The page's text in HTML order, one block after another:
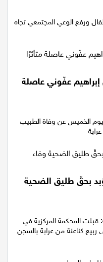
ورفع الوعي المجتمعي تجاه
إبراهيم عفّوني عاصلة
الخميس عن وفاة الطبيب
بحقّ طليق الضحية
قبلت المحكمة المركزية في
كناعنة من عرابة بالسجن